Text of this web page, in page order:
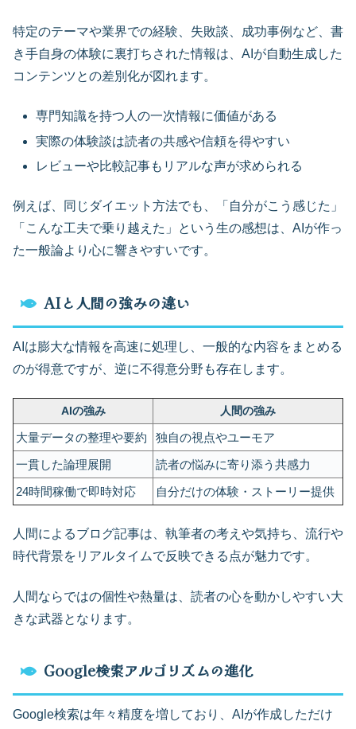
特定のテーマや業界での経験、失敗談、成功事例など、書
き手自身の体験に裏打ちされた情報は、AIが自動生成した
コンテンツとの差別化が図れます。
専門知識を持つ人の一次情報に価値がある
実際の体験談は読者の共感や信頼を得やすい
レビューや比較記事もリアルな声が求められる
例えば、同じダイエット方法でも、「自分がこう感じた」
「こんな工夫で乗り越えた」という生の感想は、AIが作っ
た一般論より心に響きやすいです。
AIと人間の強みの違い
AIは膨大な情報を高速に処理し、一般的な内容をまとめる
のが得意ですが、逆に不得意分野も存在します。
AIの強み 人間の強み
大量データの整理や要約
独自の視点やユーモア
一貫した論理展開
読者の悩みに寄り添う共感力
24時間稼働で即時対応
自分だけの体験・ストーリー提供
人間によるブログ記事は、執筆者の考えや気持ち、流行や
時代背景をリアルタイムで反映できる点が魅力です。
人間ならではの個性や熱量は、読者の心を動かしやすい大
きな武器となります。
Google検索アルゴリズムの進化
Google検索は年々精度を増しており、AIが作成しただけ